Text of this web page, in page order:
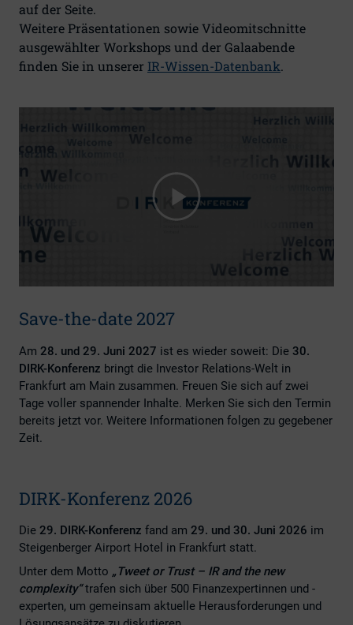
auf der Seite.
Weitere Präsentationen sowie Videomitschnitte
ausgewählter Workshops und der Galaabende
finden Sie in unserer IR-Wissen-Datenbank.
Save-the-date 2027
Am 28. und 29. Juni 2027 ist es wieder soweit: Die 30.
DIRK-Konferenz bringt die Investor Relations-Welt in
Frankfurt am Main zusammen. Freuen Sie sich auf zwei
Tage voller spannender Inhalte. Merken Sie sich den Termin
bereits jetzt vor. Weitere Informationen folgen zu gegebener
Zeit.
DIRK-Konferenz 2026
Die 29. DIRK-Konferenz fand am 29. und 30. Juni 2026 im
Steigenberger Airport Hotel in Frankfurt statt.
Unter dem Motto „Tweet or Trust – IR and the new
complexity“trafen sich über 500 Finanzexpertinnen und -
experten, um gemeinsam aktuelle Herausforderungen und